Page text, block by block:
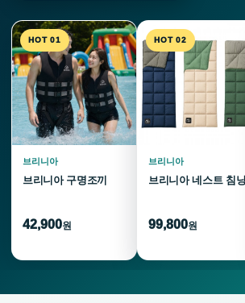
HOT 01
브리니아
브리니아 구명조끼
42,900원
HOT 02
브리니아
브리니아 네스트 침
99,800원